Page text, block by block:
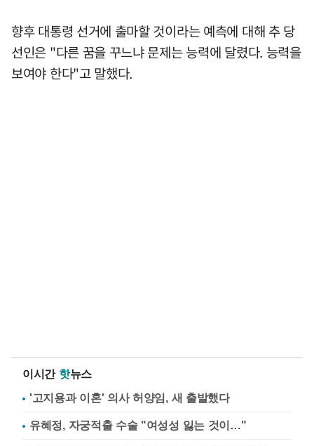
향후 대통령 선거에 출마할 것이라는 예측에 대해 추 당
선인은 "다른 꿈을 꾸느냐 문제는 능력에 달렸다. 능력을
보여야 한다"고 말했다.
이시간 핫뉴스
'고지용과 이혼' 의사 허양임, 새 출발했다
유혜정, 자궁적출 수술 "여성성 잃는 것이…"